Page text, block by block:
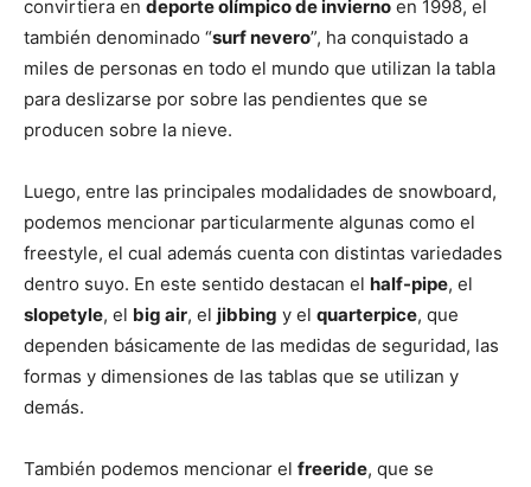
convirtiera en deporte olímpico de invierno en 1998, el
también denominado “surf nevero”, ha conquistado a
miles de personas en todo el mundo que utilizan la tabla
para deslizarse por sobre las pendientes que se
producen sobre la nieve.
Luego, entre las principales modalidades de snowboard,
podemos mencionar particularmente algunas como el
freestyle, el cual además cuenta con distintas variedades
dentro suyo. En este sentido destacan el half-pipe, el
slopetyle, el big air, el jibbing y el quarterpice, que
dependen básicamente de las medidas de seguridad, las
formas y dimensiones de las tablas que se utilizan y
demás.
También podemos mencionar el freeride, que se